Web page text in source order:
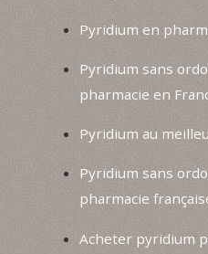
Pyridium en
Pyridium sans
pharmacie en
Pyridium au
Pyridium sans
pharmacie
Acheter pyridium